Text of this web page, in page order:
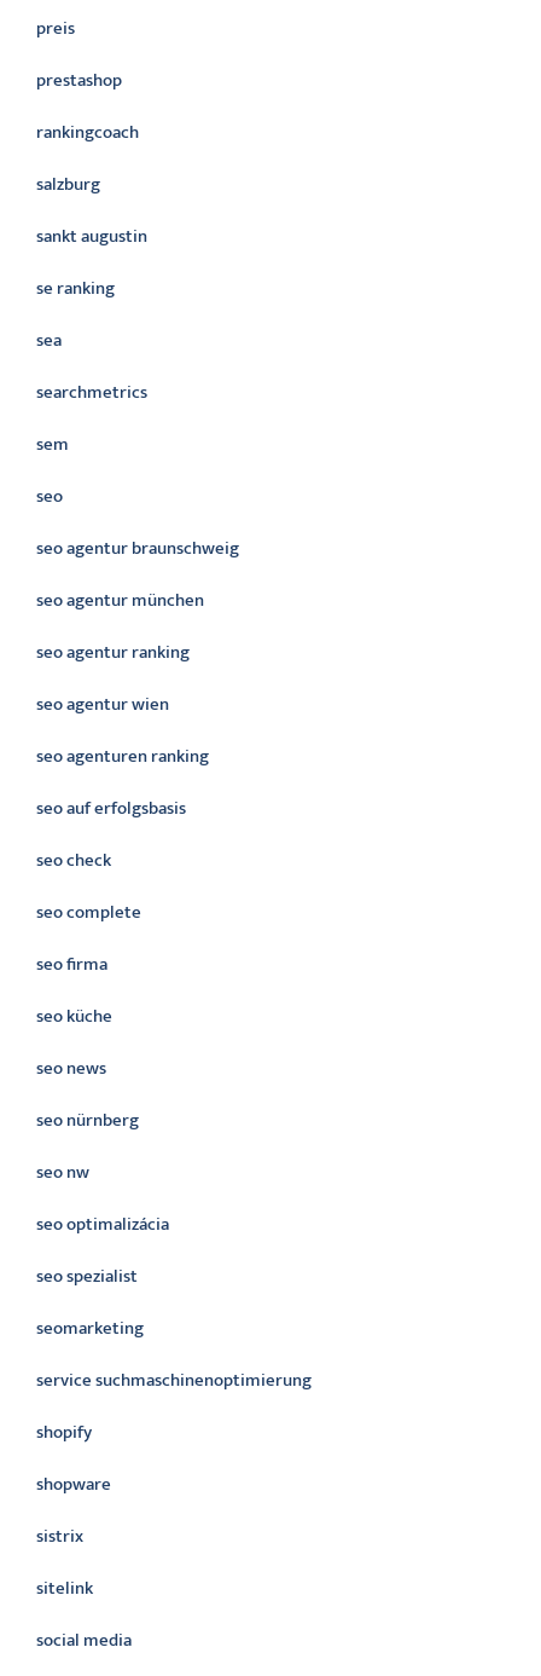
preis
prestashop
rankingcoach
salzburg
sankt augustin
se ranking
sea
searchmetrics
sem
seo
seo agentur braunschweig
seo agentur münchen
seo agentur ranking
seo agentur wien
seo agenturen ranking
seo auf erfolgsbasis
seo check
seo complete
seo firma
seo küche
seo news
seo nürnberg
seo nw
seo optimalizácia
seo spezialist
seomarketing
service suchmaschinenoptimierung
shopify
shopware
sistrix
sitelink
social media